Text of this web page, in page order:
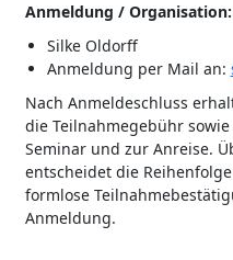
Anmeldung / Organisation:
Silke Oldorff
Anmeldung per Mail an:
Nach Anmeldeschluss
die Teilnahmegebühr
Seminar und zur Anreise.
entscheidet die
formlose
Anmeldung.